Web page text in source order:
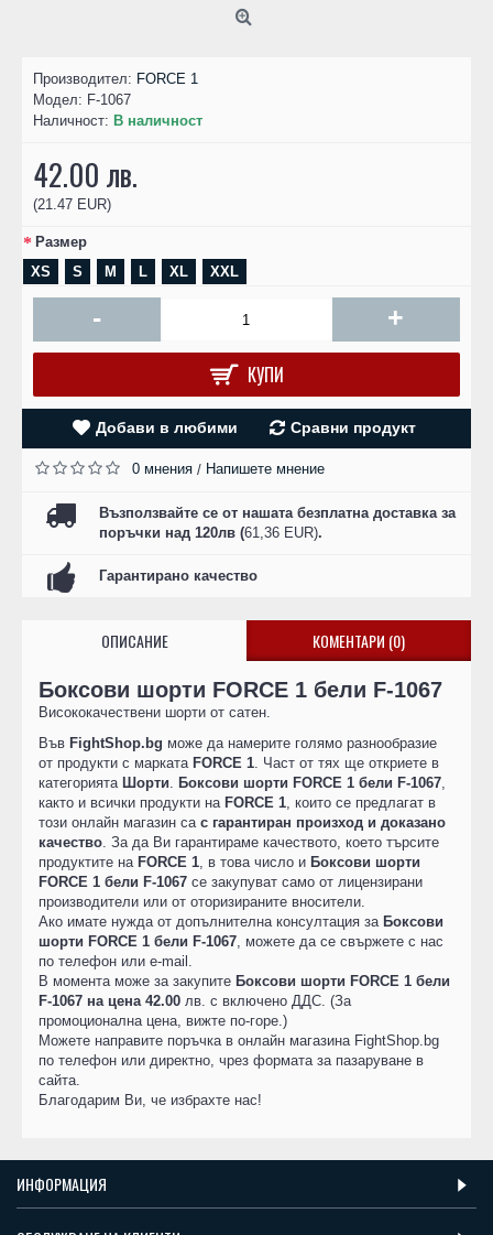
Производител: FORCE 1
Модел: F-1067
Наличност: В наличност
42.00 лв.
(21.47 EUR)
Размер
XS
S M L XL XXL
- +
КУПИ
Добави в любими Сравни продукт
0 мнения / Напишете мнение
Възползвайте се от нашата безплатна доставка за
поръчки над 120лв (61,36 EUR).
Гарантирано качество
ОПИСАНИЕ КОМЕНТАРИ (0)
Боксови шорти FORCE 1 бели F-1067
Висококачествени шорти от сатен.
Във FightShop.bg може да намерите голямо разнообразие
от продукти с марката FORCE 1. Част от тях ще откриете в
категорията Шорти. Боксови шорти FORCE 1 бели F-1067,
както и всички продукти на FORCE 1, които се предлагат в
този онлайн магазин са с гарантиран произход и доказано
качество. За да Ви гарантираме качеството, което търсите
продуктите на FORCE 1, в това число и Боксови шорти
FORCE 1 бели F-1067 се закупуват само от лицензирани
производители или от оторизираните вносители.
Ако имате нужда от допълнителна консултация за Боксови
шорти FORCE 1 бели F-1067, можете да се свържете с нас
по телефон или e-mail.
В момента може за закупите Боксови шорти FORCE 1 бели
F-1067 на цена 42.00 лв. с включено ДДС. (За
промоционална цена, вижте по-горе.)
Можете направите поръчка в онлайн магазина FightShop.bg
по телефон или директно, чрез формата за пазаруване в
сайта.
Благодарим Ви, че избрахте нас!
ИНФОРМАЦИЯ